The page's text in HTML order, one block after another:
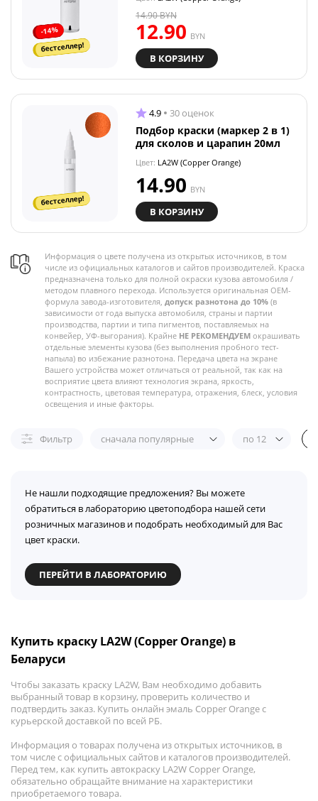
-14%
бестселлер!
12.90 BYN
14.90BYN
В КОРЗИНУ
бестселлер!
4.9 30 оценок
Подбор краски (маркер 2 в 1)
для сколов и царапин 20мл
Цвет: LA2W (Copper Orange)
14.90 BYN
В КОРЗИНУ
Информация о цвете получена из открытых источников, в том
числе из официальных каталогов и сайтов производителей. Краска
предназначена только для полной окраски кузова автомобиля /
методом плавного перехода. Используется оригинальная OEM-
формула завода-изготовителя, допуск разнотона до 10% (в
зависимости от года выпуска автомобиля, страны и партии
производства, партии и типа пигментов, поставляемых на
конвейер, УФ-выгорания). Крайне НЕ РЕКОМЕНДУЕМ окрашивать
отдельные элементы кузова (без выполнения пробного тест-
напыла) во избежание разнотона. Передача цвета на экране
Вашего устройства может отличаться от реальной, так как на
восприятие цвета влияют технология экрана, яркость,
контрастность, цветовая температура, отражения, блеск, условия
освещения и иные факторы.
Фильтр сначала популярные по 12
Не нашли подходящие предложения? Вы можете
обратиться в лабораторию цветоподбора нашей сети
розничных магазинов и подобрать необходимый для Вас
цвет краски.
ПЕРЕЙТИ В ЛАБОРАТОРИЮ
Купить краску LA2W (Copper Orange) в
Беларуси
Чтобы заказать краску LA2W, Вам необходимо добавить
выбранный товар в корзину, проверить количество и
подтвердить заказ. Купить онлайн эмаль Copper Orange с
курьерской доставкой по всей РБ.
Информация о товарах получена из открытых источников, в
том числе с официальных сайтов и каталогов производителей.
Перед тем, как купить автокраску LA2W Copper Orange,
обязательно обращайте внимание на характеристики
приобретаемого товара.